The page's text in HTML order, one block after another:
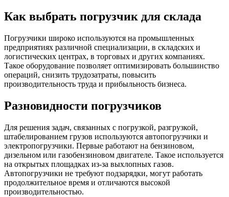
Как выбрать погрузчик для склада
Погрузчики широко используются на промышленных
предприятиях различной специализации, в складских и
логистических центрах, в торговых и других компаниях.
Такое оборудование позволяет оптимизировать большинство
операций, снизить трудозатраты, повысить
производительность труда и прибыльность бизнеса.
Разновидности погрузчиков
Для решения задач, связанных с погрузкой, разгрузкой,
штабелированием грузов используются автопогрузчики и
электропогрузчики. Первые работают на бензиновом,
дизельном или газобензиновом двигателе. Такое используется
на открытых площадках из-за выхлопных газов.
Автопогрузчики не требуют подзарядки, могут работать
продолжительное время и отличаются высокой
производительностью.